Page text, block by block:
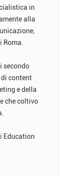
in
alla
Roma.
secondo
content
e della
che coltivo
Education